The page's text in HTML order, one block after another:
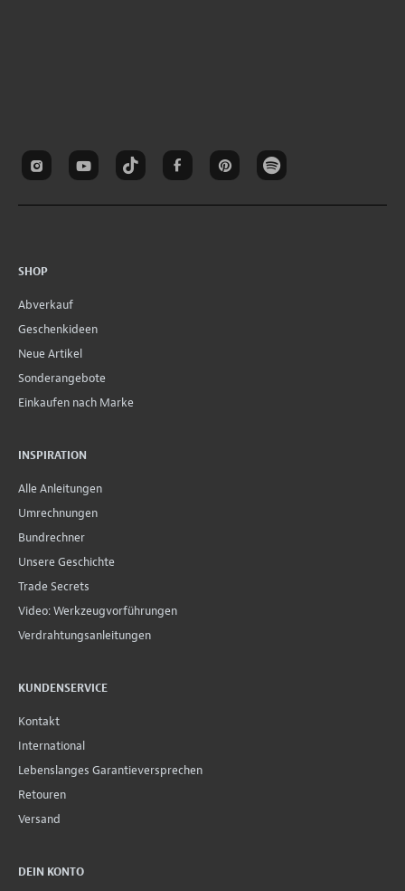
SHOP
Abverkauf
Geschenkideen
Neue Artikel
Sonderangebote
Einkaufen nach Marke
INSPIRATION
Alle Anleitungen
Umrechnungen
Bundrechner
Unsere Geschichte
Trade Secrets
Video: Werkzeugvorführungen
Verdrahtungsanleitungen
KUNDENSERVICE
Kontakt
International
Lebenslanges Garantieversprechen
Retouren
Versand
DEIN KONTO